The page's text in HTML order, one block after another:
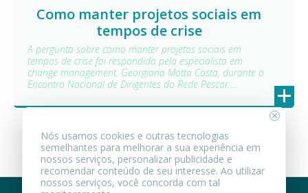
Nós usamos cookies e outras tecnologias
semelhantes para melhorar a sua experiência em
nossos serviços, personalizar publicidade e
recomendar conteúdo de seu interesse. Ao utilizar
nossos serviços, você concorda com tal
Como manter projetos sociais em
tempos de crise
A pergunta sobre como manter projetos sociais em
tempos de crise foi respondida pela especialista em
change management, Georgiana Motta Costa, durante o
Encontro Nacional de Dirigentes da Rede Pescar….